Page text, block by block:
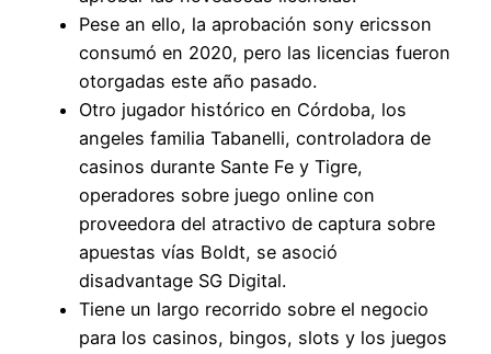
Pese an ello, la aprobación sony ericsson
consumó en 2020, pero las licencias fueron
otorgadas este año pasado.
Otro jugador histórico en Córdoba, los
angeles familia Tabanelli, controladora de
casinos durante Sante Fe y Tigre,
operadores sobre juego online con
proveedora del atractivo de captura sobre
apuestas vías Boldt, se asoció
disadvantage SG Digital.
Tiene un largo recorrido sobre el negocio
para los casinos, bingos, slots y los juegos